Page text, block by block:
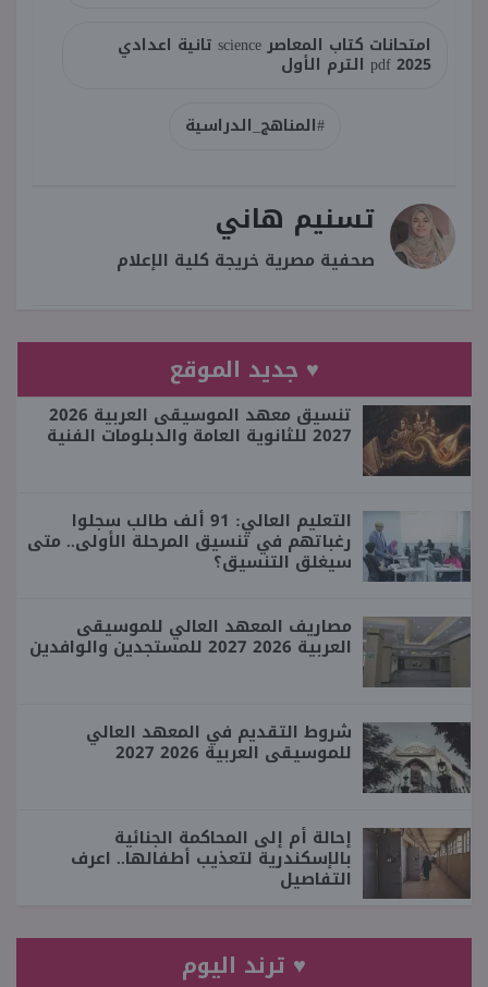
امتحانات كتاب المعاصر science تانية اعدادي
2025 pdf الترم الأول
#المناهج_الدراسية
تسنيم هاني
صحفية مصرية خريجة كلية الإعلام
♥ جديد الموقع
تنسيق معهد الموسيقى العربية 2026
2027 للثانوية العامة والدبلومات الفنية
التعليم العالي: 91 ألف طالب سجلوا
رغباتهم في تنسيق المرحلة الأولى.. متى
سيغلق التنسيق؟
مصاريف المعهد العالي للموسيقى
العربية 2026 2027 للمستجدين والوافدين
شروط التقديم في المعهد العالي
للموسيقى العربية 2026 2027
إحالة أم إلى المحاكمة الجنائية
بالإسكندرية لتعذيب أطفالها.. اعرف
التفاصيل
♥ ترند اليوم